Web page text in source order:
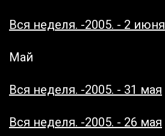
Вся неделя. -2005. - 2 июня
Май
Вся неделя. -2005. - 31 мая
Вся неделя. -2005. - 26 мая